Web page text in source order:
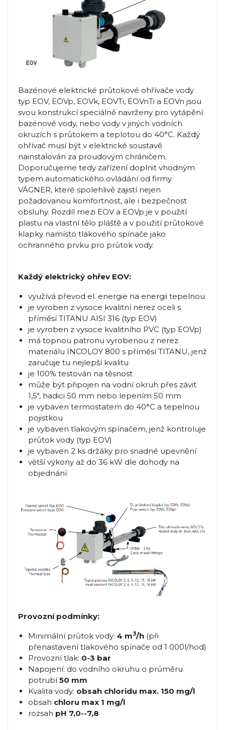
Bazénové elektrické průtokové ohřívače vody
typ EOV, EOVp, EOVk, EOVTi, EOVnTi a EOVn jsou
svou konstrukcí speciálně navrženy pro vytápění
bazénové vody, nebo vody v jiných vodních
okruzích s průtokem a teplotou do 40°C. Každý
ohřívač musí být v elektrické soustavě
nainstalován za proudovým chráničem.
Doporučujeme tedy zařízení doplnit vhodným
typem automatického ovládání od firmy
VÁGNER, které spolehlivě zajistí nejen
požadovanou komfortnost, ale i bezpečnost
obsluhy. Rozdíl mezi EOV a EOVp je v použití
plastu na vlastní tělo pláště a v použití průtokové
klapky namísto tlakového spínače jako
ochranného prvku pro průtok vody.
Každý elektrický ohřev EOV:
využívá převod el. energie na energii tepelnou
je vyroben z vysoce kvalitní nerez oceli s
příměsí TITANU AISI 316 (typ EOV)
je vyroben z vysoce kvalitního PVC (typ EOVp)
má topnou patronu vyrobenou z nerez
materiálu INCOLOY 800 s příměsí TITANU, jenž
zaručuje tu nejlepší kvalitu
je 100% testován na těsnost
může být připojen na vodní okruh přes závit
1,5", hadici 50 mm nebo lepením 50 mm
je vybaven termostatem do 40°C a tepelnou
pojistkou
je vybaven tlakovým spínačem, jenž kontroluje
průtok vody (typ EOV)
je vybaven 2 ks držáky pro snadné upevnění
větší výkony až do 36 kW dle dohody na
objednání
Provozní podmínky:
Minimální průtok vody: 4 m3/h (při
přenastavení tlakového spínače od 1 000l/hod)
Provozní tlak: 0-3 bar
Napojení: do vodního okruhu o průměru
potrubí50 mm
Kvalita vody: obsah chloridu max. 150 mg/l
obsah chloru max 1 mg/l
rozsah pH 7,0--7,8